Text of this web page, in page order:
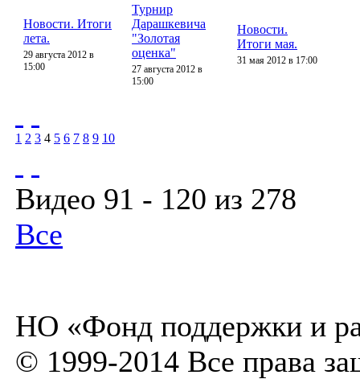
Новости. Итоги
лета.
29 августа 2012 в
15:00
Турнир
Дарашкевича
"Золотая
оценка"
27 августа 2012 в
15:00
Новости.
Итоги мая.
31 мая 2012 в 17:00
1 2 3 4 5 6 7 8 9 10
Видео 91 - 120 из 278
Все
НО «Фонд поддержки и
© 1999-2014 Все права